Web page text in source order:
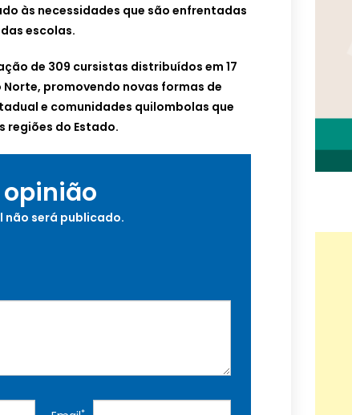
às necessidades que são enfrentadas
escolas.
de 309 cursistas distribuídos em 17
promovendo novas formas de
e comunidades quilombolas que
regiões do Estado.
opinião
não será publicado.